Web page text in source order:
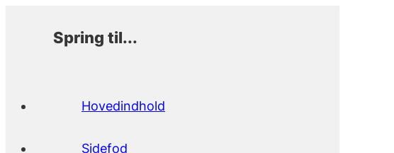
Spring til...
Hovedindhold
Sidefod